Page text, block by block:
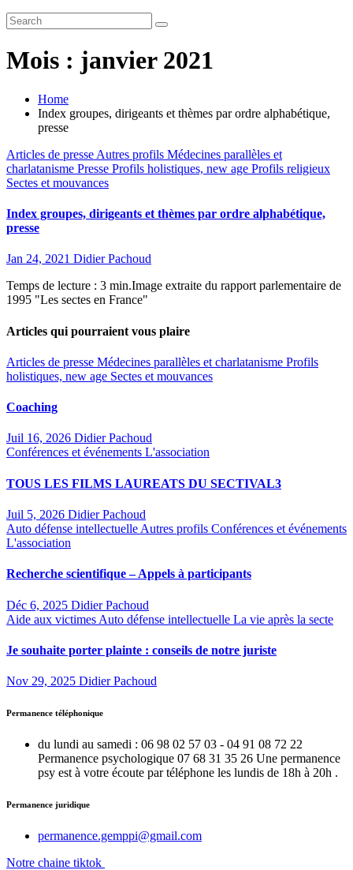
Mois : janvier 2021
Home
Index groupes, dirigeants et thèmes par ordre alphabétique,
presse
Articles de presse Autres profils Médecines parallèles et
charlatanisme Presse Profils holistiques, new age Profils religieux
Sectes et mouvances
Index groupes, dirigeants et thèmes par ordre alphabétique,
presse
Jan 24, 2021 Didier Pachoud
Temps de lecture : 3 min.Image extraite du rapport parlementaire de
1995 "Les sectes en France"
Articles qui pourraient vous plaire
Articles de presse Médecines parallèles et charlatanisme Profils
holistiques, new age Sectes et mouvances
Coaching
Juil 16, 2026 Didier Pachoud
Conférences et événements L'association
TOUS LES FILMS LAUREATS DU SECTIVAL3
Juil 5, 2026 Didier Pachoud
Auto défense intellectuelle Autres profils Conférences et événements
L'association
Recherche scientifique – Appels à participants
Déc 6, 2025 Didier Pachoud
Aide aux victimes Auto défense intellectuelle La vie après la secte
Je souhaite porter plainte : conseils de notre juriste
Nov 29, 2025 Didier Pachoud
Permanence téléphonique
du lundi au samedi : 06 98 02 57 03 - 04 91 08 72 22
Permanence psychologique 07 68 31 35 26 Une permanence
psy est à votre écoute par téléphone les lundis de 18h à 20h .
Permanence juridique
permanence.gemppi@gmail.com
Notre chaine tiktok